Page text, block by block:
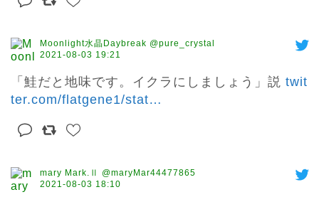
Moonlight水晶Daybreak @pure_crystal
2021-08-03 19:21
「鮭だと地味です。イクラにしましょう」説 twit
ter.com/flatgene1/stat…
mary Mark.Ⅱ @maryMar44477865
2021-08-03 18:10